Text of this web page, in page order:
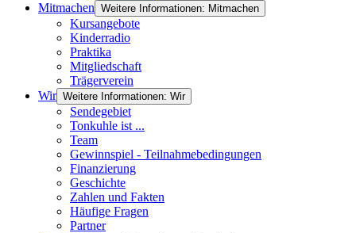
Mitmachen Weitere Informationen: Mitmachen
Kursangebote
Kinderradio
Praktika
Mitgliedschaft
Trägerverein
Wir Weitere Informationen: Wir
Sendegebiet
Tonkuhle ist ...
Team
Gewinnspiel - Teilnahmebedingungen
Finanzierung
Geschichte
Zahlen und Fakten
Häufige Fragen
Partner